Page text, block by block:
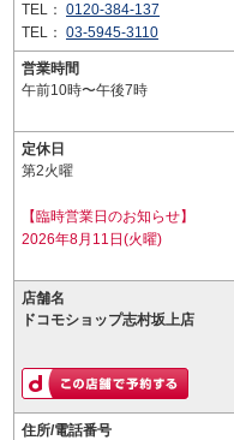
TEL： 0120-384-137
TEL： 03-5945-3110
営業時間
午前10時〜午後7時
定休日
第2火曜
【臨時営業日のお知らせ】
2026年8月11日(火曜)
店舗名
ドコモショップ志村坂上店
住所/電話番号